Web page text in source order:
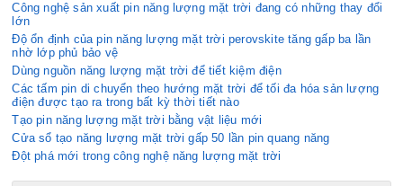
Công nghệ sản xuất pin năng lượng mặt trời đang có những thay đổi
lớn
Độ ổn định của pin năng lượng mặt trời perovskite tăng gấp ba lần
nhờ lớp phủ bảo vệ
Dùng nguồn năng lượng mặt trời để tiết kiệm điện
Các tấm pin di chuyển theo hướng mặt trời để tối đa hóa sản lượng
điện được tạo ra trong bất kỳ thời tiết nào
Tạo pin năng lượng mặt trời bằng vật liệu mới
Cửa sổ tạo năng lượng mặt trời gấp 50 lần pin quang năng
Đột phá mới trong công nghệ năng lượng mặt trời